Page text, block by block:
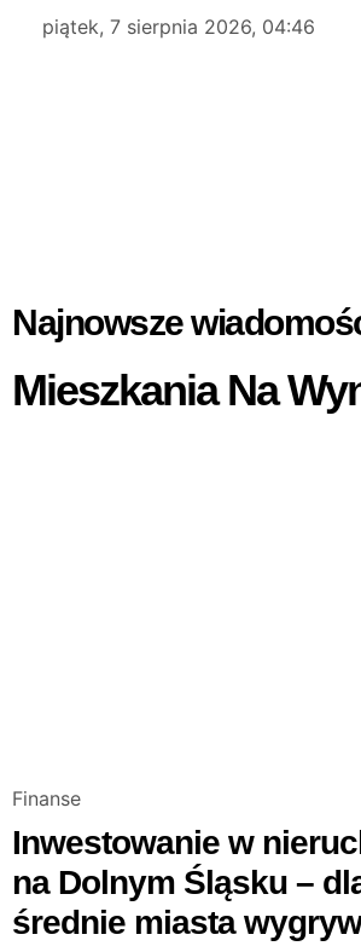
piątek, 7 sierpnia 2026, 04:46
Najnowsze
Mieszkania Na
Finanse
Inwestowanie w
na Dolnym Śląsku –
średnie miasta